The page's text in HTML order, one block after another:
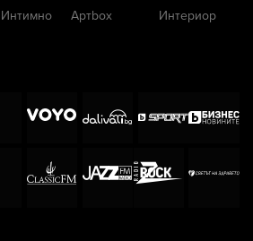
Интимно
Артbox
Интериор